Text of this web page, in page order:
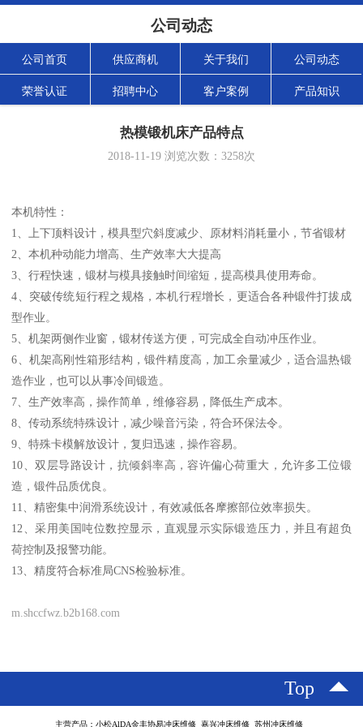
公司动态
公司首页 供应商机 关于我们 公司动态
荣誉认证 招聘中心 客户案例 产品知识
热模锻机床产品特点
2018-11-19 浏览次数： 3258次
本机特性：
1、上下顶料设计，模具型穴斜度减少、原材料消耗量小，节省锻材
2、本机种动能力增高、生产效率大大提高
3、行程快速，锻材与模具接触时间缩短，提高模具使用寿命。
4、突破传统短行程之规格，本机行程增长，更适合各种锻件打拔成
型作业。
5、机架两侧作业窗，锻材传送方便，可完成全自动冲压作业。
6、机架高刚性箱形结构，锻件精度高，加工余量减少，适合温热锻
造作业，也可以从事冷间锻造。
7、生产效率高，操作简单，维修容易，降低生产成本。
8、传动系统特殊设计，减少噪音污染，符合环保法令。
9、特殊卡模解放设计，复归迅速，操作容易。
10、双层导路设计，抗倾斜率高，容许偏心荷重大，允许多工位锻
造，锻件品质优良。
11、精密集中润滑系统设计，有效减低各摩擦部位效率损失。
12、采用美国吨位数控显示，直观显示实际锻造压力，并且有超负
荷控制及报警功能。
13、精度符合标准局CNS检验标准。
m.shccfwz.b2b168.com
Top
主营产品：小松AlDA金丰协易冲床维修 嘉兴冲床维修 苏州冲床维修